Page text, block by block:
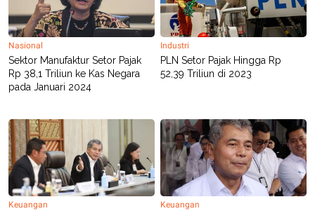
S
A
T
D
A
T
A
A
G
E
S
N
T
A
N
P
S
U
S
Nasional
Sektor Manufaktur Setor Pajak
Rp 38,1 Triliun ke Kas Negara
pada Januari 2024
Industri
PLN Setor Pajak Hingga Rp
52,39 Triliun di 2023
Keuangan Keuangan